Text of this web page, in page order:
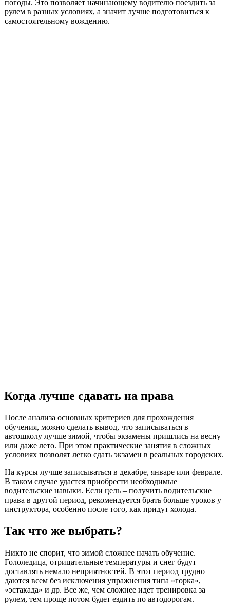
погоды. Это позволяет начинающему водителю поездить за
рулем в разных условиях, а значит лучше подготовиться к
самостоятельному вождению.
Когда лучше сдавать на права
После анализа основных критериев для прохождения
обучения, можно сделать вывод, что записываться в
автошколу лучше зимой, чтобы экзамены пришлись на весну
или даже лето. При этом практические занятия в сложных
условиях позволят легко сдать экзамен в реальных городских.
На курсы лучше записываться в декабре, январе или феврале.
В таком случае удастся приобрести необходимые
водительские навыки. Если цель – получить водительские
права в другой период, рекомендуется брать больше уроков у
инструктора, особенно после того, как придут холода.
Так что же выбрать?
Никто не спорит, что зимой сложнее начать обучение.
Гололедица, отрицательные температуры и снег будут
доставлять немало неприятностей. В этот период трудно
даются всем без исключения упражнения типа «горка»,
«эстакада» и др. Все же, чем сложнее идет тренировка за
рулем, тем проще потом будет ездить по автодорогам.